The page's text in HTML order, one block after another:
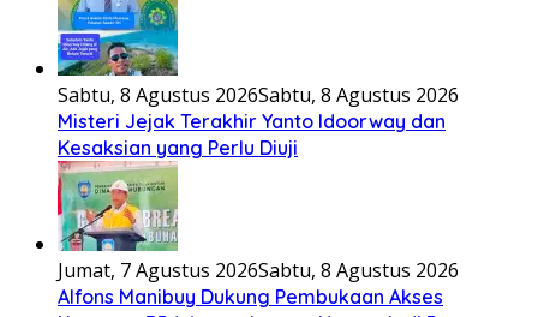
Sabtu, 8 Agustus 2026Sabtu, 8 Agustus 2026
Misteri Jejak Terakhir Yanto Idoorway dan
Kesaksian yang Perlu Diuji
Jumat, 7 Agustus 2026Sabtu, 8 Agustus 2026
Alfons Manibuy Dukung Pembukaan Akses